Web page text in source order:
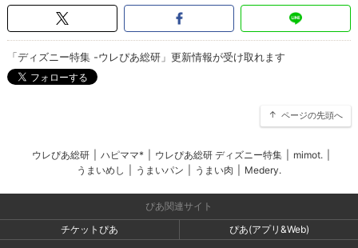
「ディズニー特集 -ウレぴあ総研」更新情報が受け取れます
ページの先頭へ
ウレぴあ総研 ハピママ* ウレぴあ総研 ディズニー特集 mimot.
うまいめし
うまいパン うまい肉 Medery.
ぴあ関連サイト
チケットぴあ
ぴあ(アプリ&Web)